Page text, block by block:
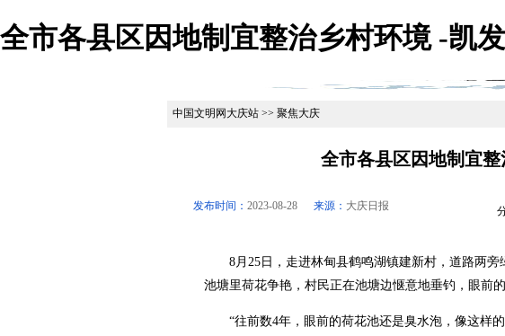
全市各县区因地制宜整治乡村环境 -凯
中国文明网大庆站 >> 聚焦大庆
全市各县区因地制宜
发布时间： 2023-08-28 来源： 大庆日报
8月25日，走进林甸县鹤鸣湖镇建新村，道路两旁
池塘里荷花争艳，村民正在池塘边惬意地垂钓，眼前
“往前数4年，眼前的荷花池还是臭水泡，像这样的